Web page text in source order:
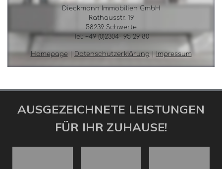
AUSGEZEICHNETE LEISTUNGEN
FÜR IHR ZUHAUSE!